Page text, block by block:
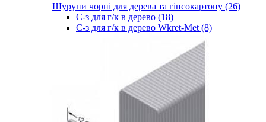
Шурупи чорні для дерева та гіпсокартону (26)
С-з для г/к в дерево (18)
С-з для г/к в дерево Wkret-Met (8)